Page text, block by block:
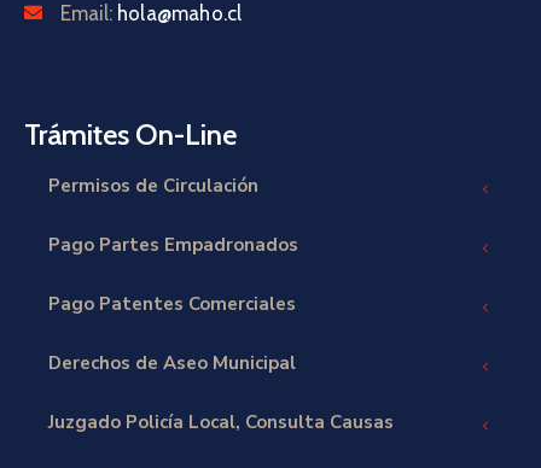
Email: hola@maho.cl
Trámites On-Line
Permisos de Circulación
Pago Partes Empadronados
Pago Patentes Comerciales
Derechos de Aseo Municipal
Juzgado Policía Local, Consulta Causas